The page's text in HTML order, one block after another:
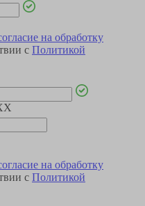
на обработку
с Политикой
на обработку
с Политикой